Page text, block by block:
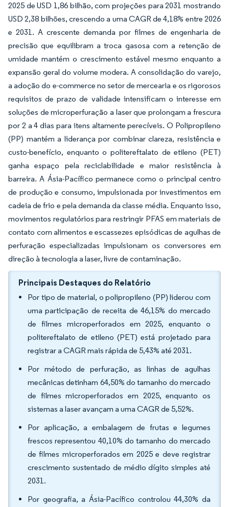
2025 de USD 1,86 bilhão, com projeções para 2031 mostrando
USD 2,38 bilhões, crescendo a uma CAGR de 4,18% entre 2026
e 2031. A crescente demanda por filmes de engenharia de
precisão que equilibram a troca gasosa com a retenção de
umidade mantém o crescimento estável mesmo enquanto a
expansão geral do volume modera. A consolidação do varejo,
a adoção do e-commerce no setor de mercearia e os rigorosos
requisitos de prazo de validade intensificam o interesse em
soluções de microperfuração a laser que prolongam a frescura
por 2 a 4 dias para itens altamente perecíveis. O Polipropileno
(PP) mantém a liderança por combinar clareza, resistência e
custo-benefício, enquanto o politereftalato de etileno (PET)
ganha espaço pela reciclabilidade e maior resistência à
barreira. A Ásia-Pacífico permanece como o principal centro
de produção e consumo, impulsionada por investimentos em
cadeia de frio e pela demanda da classe média. Enquanto isso,
movimentos regulatórios para restringir PFAS em materiais de
contato com alimentos e escassezes episódicas de agulhas de
perfuração especializadas impulsionam os conversores em
direção à tecnologia a laser, livre de contaminação.
Principais Destaques do Relatório
Por tipo de material, o polipropileno (PP) liderou com
uma participação de receita de 46,15% do mercado
de filmes microperforados em 2025, enquanto o
politereftalato de etileno (PET) está projetado para
registrar a CAGR mais rápida de 5,43% até 2031.
Por método de perfuração, as linhas de agulhas
mecânicas detinham 64,50% do tamanho do mercado
de filmes microperforados em 2025, enquanto os
sistemas a laser avançam a uma CAGR de 5,52%.
Por aplicação, a embalagem de frutas e legumes
frescos representou 40,10% do tamanho do mercado
de filmes microperforados em 2025 e deve registrar
crescimento sustentado de médio dígito simples até
2031.
Por geografia, a Ásia-Pacífico controlou 44,30% da